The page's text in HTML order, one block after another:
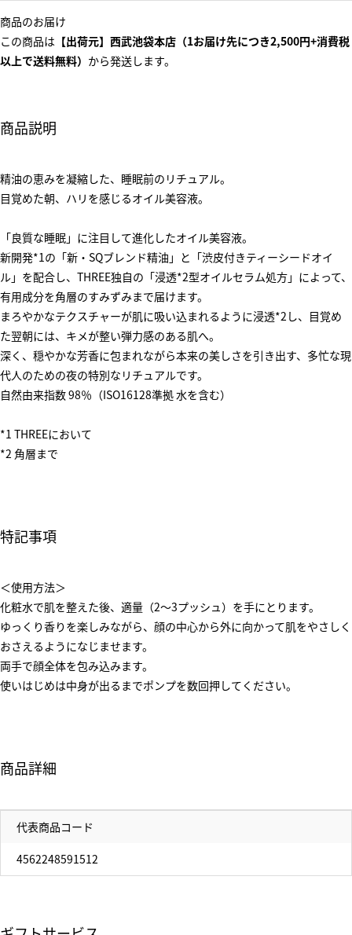
商品のお届け
この商品は 【出荷元】西武池袋本店（1お届け先につき2,500円+消費税
以上で送料無料） から発送します。
商品説明
精油の恵みを凝縮した、睡眠前のリチュアル。
目覚めた朝、ハリを感じるオイル美容液。
「良質な睡眠」に注目して進化したオイル美容液。
新開発*1の「新・SQブレンド精油」と「渋皮付きティーシードオイ
ル」を配合し、THREE独自の「浸透*2型オイルセラム処方」によって、
有用成分を角層のすみずみまで届けます。
まろやかなテクスチャーが肌に吸い込まれるように浸透*2し、目覚め
た翌朝には、キメが整い弾力感のある肌へ。
深く、穏やかな芳香に包まれながら本来の美しさを引き出す、多忙な現
代人のための夜の特別なリチュアルです。
自然由来指数 98％（ISO16128準拠 水を含む）
*1 THREEにおいて
*2 角層まで
特記事項
＜使用方法＞
化粧水で肌を整えた後、適量（2～3プッシュ）を手にとります。
ゆっくり香りを楽しみながら、顔の中心から外に向かって肌をやさしく
おさえるようになじませます。
両手で顔全体を包み込みます。
使いはじめは中身が出るまでポンプを数回押してください。
商品詳細
代表商品コード
4562248591512